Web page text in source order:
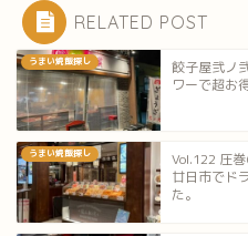
RELATED POST
うまい焼飯探し
餃子屋弐ノ
ワーで超お
うまい焼飯探し
Vol.122 圧
廿日市でド
た。